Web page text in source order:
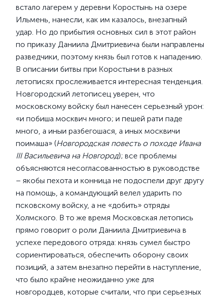
встало лагерем у деревни Коростынь на озере
Ильмень, нанесли, как им казалось, внезапный
удар. Но до прибытия основных сил в этот район
по приказу Даниила Дмитриевича были направлены
разведчики, поэтому князь был готов к нападению.
В описании битвы при Коростыни в разных
летописях прослеживается интересная тенденция.
Новгородский летописец уверен, что
московскому войску был нанесен серьезный урон:
«и побиша москвич много; и пешей рати паде
много, а иныи разбегошася, а иных москвичи
поимаша» (Новгородская повесть о походе Ивана
III Васильевича на Новгород); все проблемы
объясняются несогласованностью в руководстве
– якобы пехота и конница не подоспели друг другу
на помощь, а командующий велел ударить по
псковскому войску, а не «добить» отряды
Холмского. В то же время Московская летопись
прямо говорит о роли Даниила Дмитриевича в
успехе передового отряда: князь сумел быстро
сориентироваться, обеспечить оборону своих
позиций, а затем внезапно перейти в наступление,
что было крайне неожиданно уже для
новгородцев, которые считали, что при серьезных